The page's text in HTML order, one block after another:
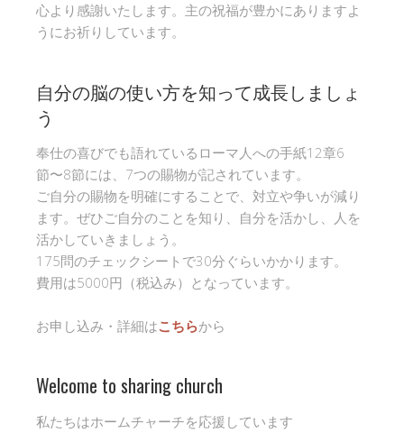
心より感謝いたします。主の祝福が豊かにありますよ
うにお祈りしています。
自分の脳の使い方を知って成長しましょ
う
奉仕の喜びでも語れているローマ人への手紙12章6
節〜8節には、7つの賜物が記されています。
ご自分の賜物を明確にすることで、対立や争いが減り
ます。ぜひご自分のことを知り、自分を活かし、人を
活かしていきましょう。
175問のチェックシートで30分ぐらいかかります。
費用は5000円（税込み）となっています。
お申し込み・詳細はこちらから
Welcome to sharing church
私たちはホームチャーチを応援しています